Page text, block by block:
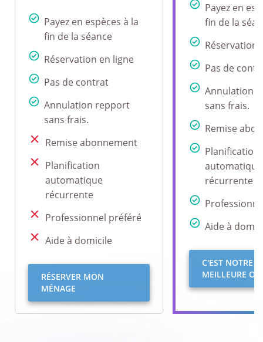
Payez en
fin de la
Réservation
Pas de
Annulation
sans frais.
Remise
Planification
automatique
récurrente
Aide à
C'EST NOTRE
MEILLEURE
Payez en espèces à la
fin de la séance
Réservation en ligne
Pas de contrat
Annulation repport
sans frais.
Remise abonnement
Planification
automatique
récurrente
Professionnel préféré
Aide à domicile
RÉSERVER MON
MÉNAGE